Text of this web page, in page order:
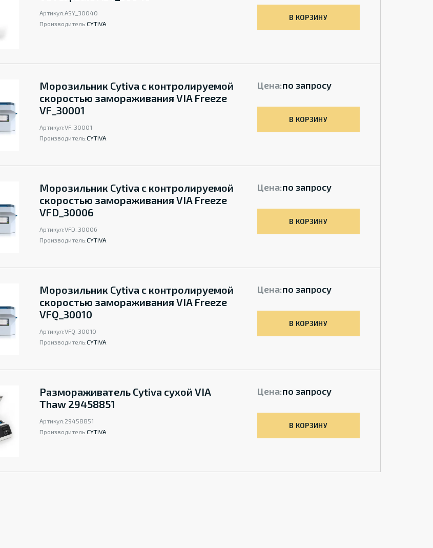
Артикул:ASY_30040
Производитель:CYTIVA
В КОРЗИНУ
Морозильник Cytiva с контролируемой
скоростью замораживания VIA Freeze
VF_30001
Артикул:VF_30001
Производитель:CYTIVA
Цена:по запросу
В КОРЗИНУ
Морозильник Cytiva с контролируемой
скоростью замораживания VIA Freeze
VFD_30006
Артикул:VFD_30006
Производитель:CYTIVA
Цена:по запросу
В КОРЗИНУ
Морозильник Cytiva с контролируемой
скоростью замораживания VIA Freeze
VFQ_30010
Артикул:VFQ_30010
Производитель:CYTIVA
Цена:по запросу
В КОРЗИНУ
Размораживатель Cytiva сухой VIA
Thaw 29458851
Артикул:29458851
Производитель:CYTIVA
Цена:по запросу
В КОРЗИНУ